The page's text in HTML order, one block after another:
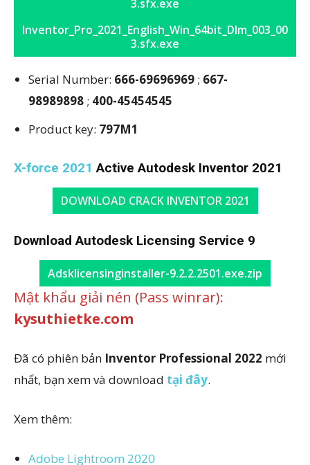
3.sfx.exe
Inventor_Pro_2021_English_Win_64bit_Dlm_003_00
3.sfx.exe
Serial Number: 666-69696969 ; 667-
98989898 ; 400-45454545
Product key: 797M1
X-force 2021 Active Autodesk Inventor 2021
DOWNLOAD CRACK INVENTOR 2021
Download Autodesk Licensing Service 9
Adsklicensinginstaller-9.2.2.2501.exe.zip
Mật khẩu giải nén (Pass winrar):
kysuthietke.com
Đã có phiên bản Inventor Professional 2022 mới
nhất, bạn xem và download tại đây.
Xem thêm:
Adobe Lightroom 2020